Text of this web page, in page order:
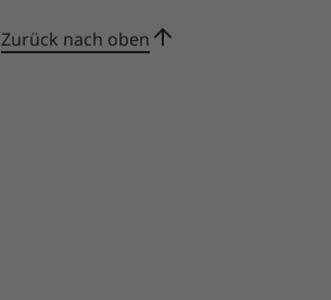
Zurück nach oben